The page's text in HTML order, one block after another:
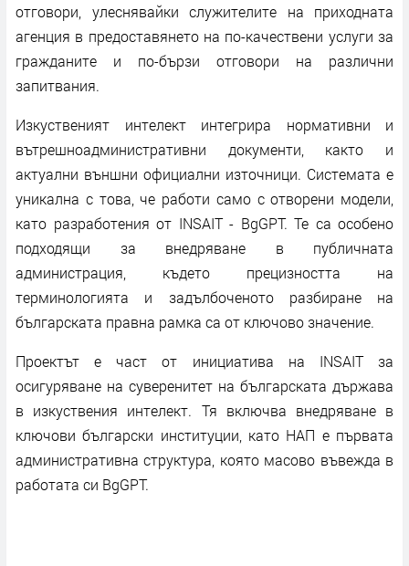
отговори, улеснявайки служителите на приходната
агенция в предоставянето на по-качествени услуги за
гражданите и по-бързи отговори на различни
запитвания.
Изкуственият интелект интегрира нормативни и
вътрешноадминистративни документи, както и
актуални външни официални източници. Системата е
уникална с това, че работи само с отворени модели,
като разработения от INSAIT - BgGPT. Те са особено
подходящи за внедряване в публичната
администрация, където прецизността на
терминологията и задълбоченото разбиране на
българската правна рамка са от ключово значение.
Проектът е част от инициатива на INSAIT за
осигуряване на суверенитет на българската държава
в изкуствения интелект. Тя включва внедряване в
ключови български институции, като НАП е първата
административна структура, която масово въвежда в
работата си BgGPT.